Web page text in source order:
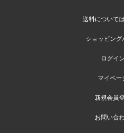
送料について
ショッピング
ログイン
マイペー
新規会員
お問い合